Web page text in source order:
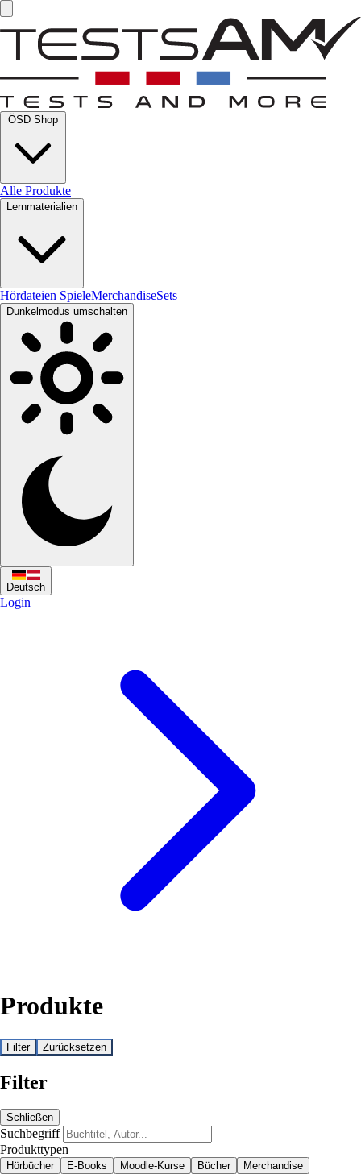
Alle Produkte
Lernmaterialien
Hördateien SpieleMerchandiseSets
Dunkelmodus umschalten
Deutsch
Login
Produkte
Filter Zurücksetzen
Filter
Schließen
Suchbegriff
Produkttypen
Hörbücher E-Books Moodle-Kurse Bücher Merchandise